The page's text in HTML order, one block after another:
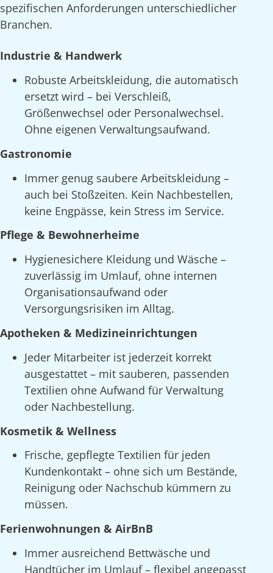
spezifischen Anforderungen unterschiedlicher
Branchen.
Industrie & Handwerk
Robuste Arbeitskleidung, die automatisch
ersetzt wird – bei Verschleiß,
Größenwechsel oder Personalwechsel.
Ohne eigenen Verwaltungsaufwand.
Gastronomie
Immer genug saubere Arbeitskleidung –
auch bei Stoßzeiten. Kein Nachbestellen,
keine Engpässe, kein Stress im Service.
Pflege & Bewohnerheime
Hygienesichere Kleidung und Wäsche –
zuverlässig im Umlauf, ohne internen
Organisationsaufwand oder
Versorgungsrisiken im Alltag.
Apotheken & Medizineinrichtungen
Jeder Mitarbeiter ist jederzeit korrekt
ausgestattet – mit sauberen, passenden
Textilien ohne Aufwand für Verwaltung
oder Nachbestellung.
Kosmetik & Wellness
Frische, gepflegte Textilien für jeden
Kundenkontakt – ohne sich um Bestände,
Reinigung oder Nachschub kümmern zu
müssen.
Ferienwohnungen & AirBnB
Immer ausreichend Bettwäsche und
Handtücher im Umlauf – flexibel angepasst